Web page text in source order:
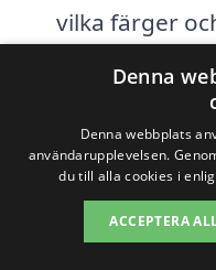
vilka färger
mottagaren
gör alltid en
Välj en
plattform för
Mörbylånga
Denna
Denna webbplats
användarupplevelsen.
du till alla cookies i
ACCEPTERA